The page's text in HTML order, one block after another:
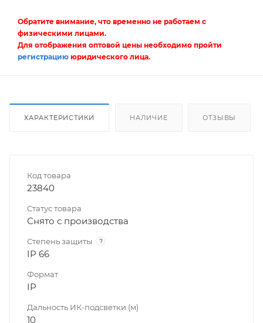
Обратите внимание, что временно не работаем с
физическими лицами.
Для отображения оптовой цены необходимо пройти
регистрацию юридического лица.
ХАРАКТЕРИСТИКИ НАЛИЧИЕ ОТЗЫВЫ
Код товара
23840
Статус товара
Снято с производства
Степень защиты ?
IP 66
Формат
IP
Дальность ИК-подсветки (м)
10